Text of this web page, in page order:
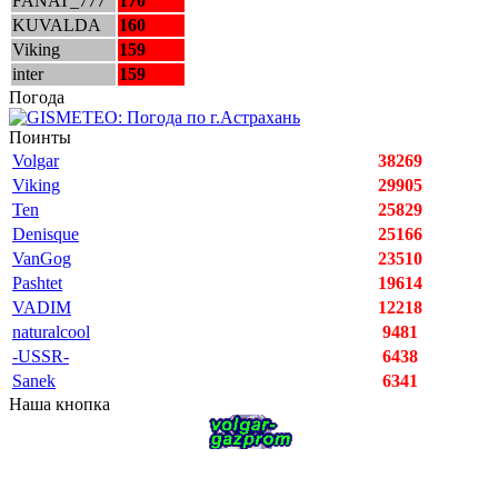
KUVALDA
160
Viking
159
inter
159
Погода
Поинты
Volgar
38269
Viking
29905
Ten
25829
Denisque
25166
VanGog
23510
Pashtet
19614
VADIM
12218
naturalcool
9481
-USSR-
6438
Sanek
6341
Наша кнопка